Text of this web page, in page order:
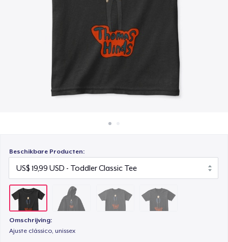
Verkoop overal
Verkoop alles
Beschikbare Producten:
Omschrijving:
Ajuste clássico, unissex